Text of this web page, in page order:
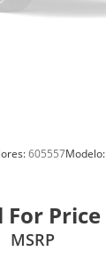
605557Modelo:
For Price
MSRP